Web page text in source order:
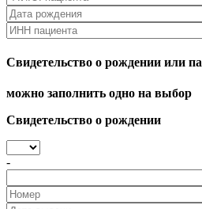
Свидетельство о рождении или
можно заполнить одно на выбор
Свидетельство о рождении
-